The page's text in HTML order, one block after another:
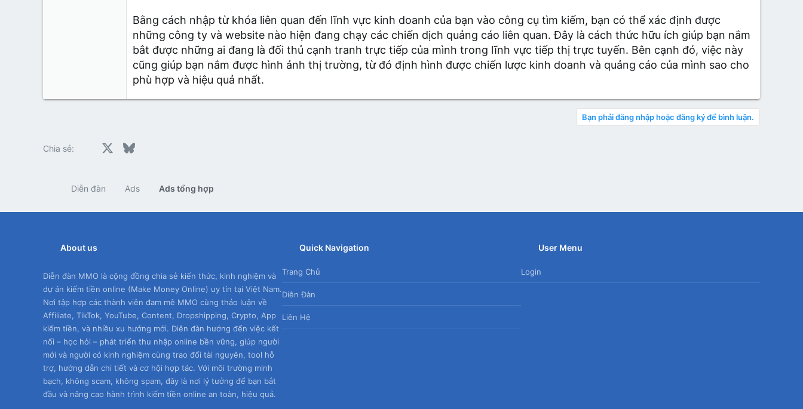
Bằng cách nhập từ khóa liên quan đến lĩnh vực kinh doanh của bạn vào công cụ tìm kiếm, bạn có thể xác định được
những công ty và website nào hiện đang chạy các chiến dịch quảng cáo liên quan. Đây là cách thức hữu ích giúp bạn nắm
bắt được những ai đang là đối thủ cạnh tranh trực tiếp của mình trong lĩnh vực tiếp thị trực tuyến. Bên cạnh đó, việc này
cũng giúp bạn nắm được hình ảnh thị trường, từ đó định hình được chiến lược kinh doanh và quảng cáo của mình sao cho
phù hợp và hiệu quả nhất.
Bạn phải đăng nhập hoặc đăng ký để bình luận.
Chia sẻ: Facebook Bluesky
Diễn đàn Ads Ads tổng hợp
About us
Diễn đàn MMO là cộng đồng chia sẻ kiến thức, kinh nghiệm và
dự án kiếm tiền online (Make Money Online) uy tín tại Việt Nam.
Nơi tập hợp các thành viên đam mê MMO cùng thảo luận về
Affiliate, TikTok, YouTube, Content, Dropshipping, Crypto, App
kiếm tiền, và nhiều xu hướng mới. Diễn đàn hướng đến việc kết
nối – học hỏi – phát triển thu nhập online bền vững, giúp người
mới và người có kinh nghiệm cùng trao đổi tài nguyên, tool hỗ
trợ, hướng dẫn chi tiết và cơ hội hợp tác. Với môi trường minh
bạch, không scam, không spam, đây là nơi lý tưởng để bạn bắt
đầu và nâng cao hành trình kiếm tiền online an toàn, hiệu quả.
Quick Navigation
Trang Chủ
Diễn Đàn
Liên Hệ
User Menu
Login